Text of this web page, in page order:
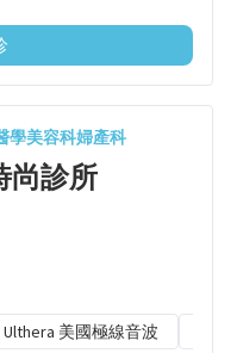
學美容科婦產科
尚診所
Ulthera 美國極線音波